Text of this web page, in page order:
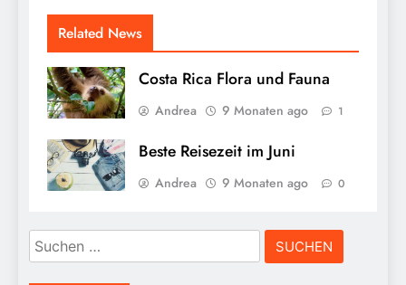
Related News
Costa Rica Flora und Fauna
Andrea 9 Monaten ago 1
Beste Reisezeit im Juni
Andrea 9 Monaten ago 0
Suchen
nach: